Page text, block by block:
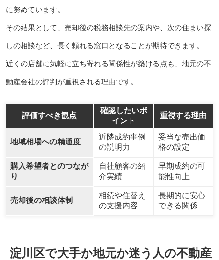
に努めています。
その結果として、売却後の税務相談先の案内や、次の住まい探
しの相談など、長く頼れる窓口となることが期待できます。
近くの店舗に気軽に立ち寄れる関係性が築ける点も、地元の不
動産会社の評判が重視される理由です。
評価すべき観点
確認したいポ
イント
重視する理由
地域相場への精通度
近隣成約事例
の説明力
妥当な売出価
格の設定
購入希望者とのつなが
り
自社顧客の紹
介実績
早期成約の可
能性向上
売却後の相談体制
相続や住替え
の支援内容
長期的に安心
できる関係
淀川区で大手か地元か迷う人の不動産